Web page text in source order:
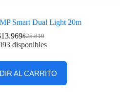
Smart Dual Light 20m
$25.810
13.969
disponibles
AL CARRITO